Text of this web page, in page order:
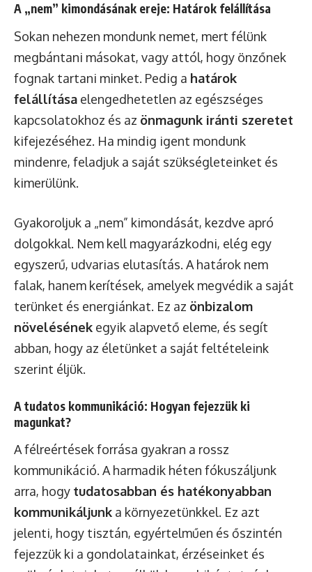
A „nem” kimondásának ereje: Határok felállítása
Sokan nehezen mondunk nemet, mert félünk
megbántani másokat, vagy attól, hogy önzőnek
fognak tartani minket. Pedig a határok
felállítása elengedhetetlen az egészséges
kapcsolatokhoz és az önmagunk iránti szeretet
kifejezéséhez. Ha mindig igent mondunk
mindenre, feladjuk a saját szükségleteinket és
kimerülünk.
Gyakoroljuk a „nem” kimondását, kezdve apró
dolgokkal. Nem kell magyarázkodni, elég egy
egyszerű, udvarias elutasítás. A határok nem
falak, hanem kerítések, amelyek megvédik a saját
terünket és energiánkat. Ez az önbizalom
növelésének egyik alapvető eleme, és segít
abban, hogy az életünket a saját feltételeink
szerint éljük.
A tudatos kommunikáció: Hogyan fejezzük ki
magunkat?
A félreértések forrása gyakran a rossz
kommunikáció. A harmadik héten fókuszáljunk
arra, hogy tudatosabban és hatékonyabban
kommunikáljunk a környezetünkkel. Ez azt
jelenti, hogy tisztán, egyértelműen és őszintén
fejezzük ki a gondolatainkat, érzéseinket és